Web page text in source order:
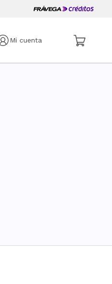
Mi cuenta